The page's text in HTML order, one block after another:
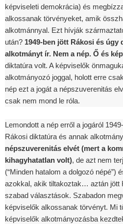
képviseleti demokrácia) és
alkossanak törvényeket, amik
alkotmánnyal. Ezt hívják
után? 1949-ben jött Rákosi és úgy
alkotmányt ír. Nem a nép. Ő és
diktatúra volt. A képviselők
alkotmányozó joggal, holott erre
nép ezt a jogát a népszuverenitás
csak nem mond le róla.
Lemondott a nép erről a jogáról
Rákosi diktatúra és annak
népszuverenitás elvét (mert a
kihagyhatatlan volt), de azt nem
(“Minden hatalom a dolgozó népé”)
azokkal, akik tiltakoztak… aztán jött
szabad választások. Szabadon
képviselők alkossanak törvényt. Mi
képviselők alkotmányozásba